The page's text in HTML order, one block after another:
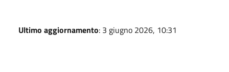
Ultimo aggiornamento: 3 giugno 2026, 10:31